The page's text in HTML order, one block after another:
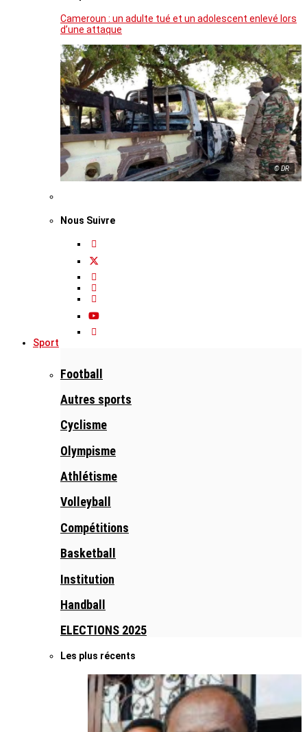
Cameroun : un adulte tué et un adolescent enlevé lors
d’une attaque
© DR
Nous Suivre
Sport
Football
Autres sports
Cyclisme
Olympisme
Athlétisme
Volleyball
Compétitions
Basketball
Institution
Handball
ELECTIONS 2025
Les plus récents